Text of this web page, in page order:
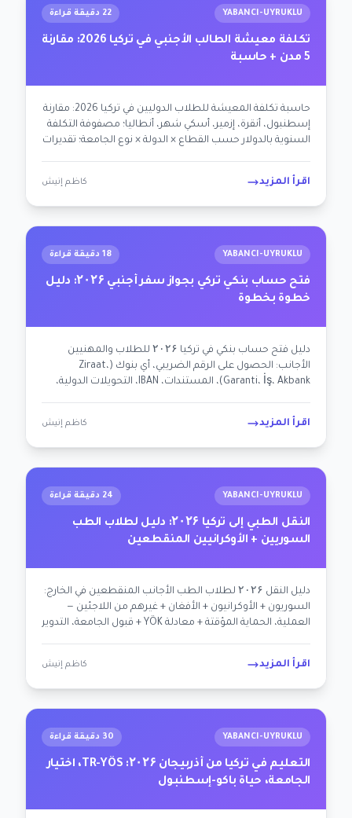
YABANCI-UYRUKLU 22 دقيقة قراءة
تكلفة معيشة الطالب الأجنبي في تركيا 2026: مقارنة
5 مدن + حاسبة
حاسبة تكلفة المعيشة للطلاب الدوليين في تركيا 2026: مقارنة
إسطنبول، أنقرة، إزمير، أسكي شهر، أنطاليا؛ مصفوفة التكلفة
السنوية بالدولار حسب القطاع × الدولة × نوع الجامعة؛ تقديرات
اقرأ المزيد كاظم إنيش
YABANCI-UYRUKLU 18 دقيقة قراءة
فتح حساب بنكي تركي بجواز سفر أجنبي ۲۰۲۶: دليل
خطوة بخطوة
دليل فتح حساب بنكي في تركيا ۲۰۲۶ للطلاب والمهنيين
الأجانب: الحصول على الرقم الضريبي، أي بنوك (Ziraat،
Garanti، İş، Akbank)، المستندات، IBAN، التحويلات الدولية،
اقرأ المزيد كاظم إنيش
YABANCI-UYRUKLU 24 دقيقة قراءة
النقل الطبي إلى تركيا ۲۰۲۶: دليل لطلاب الطب
السوريين + الأوكرانيين المنقطعين
دليل النقل ۲۰۲۶ لطلاب الطب الأجانب المنقطعين في الخارج:
السوريون + الأوكرانيون + الأفغان + غيرهم من اللاجئين —
العملية، الحماية المؤقتة + معادلة YÖK + قبول الجامعة، التدوير
مُمكّن.
اقرأ المزيد
كاظم إنيش
YABANCI-UYRUKLU 30 دقيقة قراءة
التعليم في تركيا من أذربيجان ۲۰۲۶: TR-YÖS، اختيار
الجامعة، حياة باكو-إسطنبول